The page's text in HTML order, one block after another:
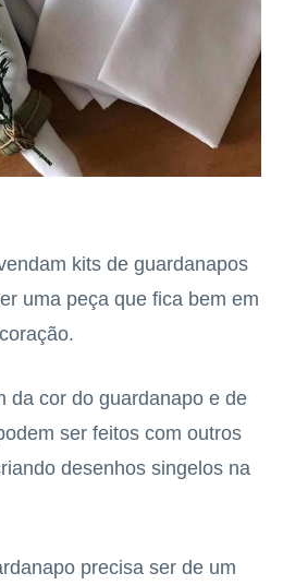
kits de guardanapos
uma peça que fica bem em
da cor do guardanapo e de
ser feitos com outros
desenhos singelos na
precisa ser de um